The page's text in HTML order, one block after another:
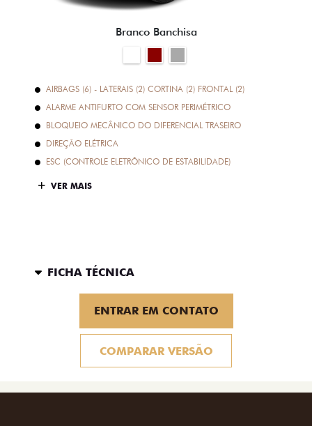
Branco Banchisa
AIRBAGS (6) - LATERAIS (2) CORTINA (2) FRONTAL (2)
ALARME ANTIFURTO COM SENSOR PERIMÉTRICO
BLOQUEIO MECÂNICO DO DIFERENCIAL TRASEIRO
DIREÇÃO ELÉTRICA
ESC (CONTROLE ELETRÔNICO DE ESTABILIDADE)
VER MAIS
FICHA TÉCNICA
ENTRAR EM CONTATO
COMPARAR VERSÃO